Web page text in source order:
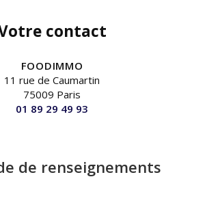
contact
FOODIMMO
11 rue de Caumartin
75009 Paris
01 89 29 49 93
de renseignements